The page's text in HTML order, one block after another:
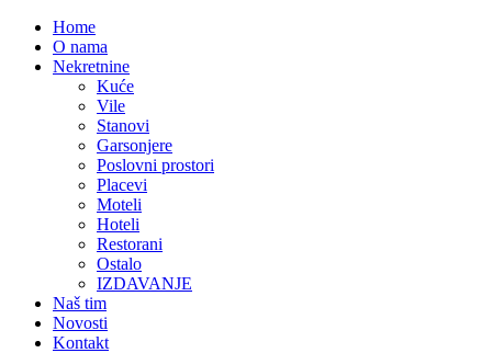
Home
O nama
Nekretnine
Kuće
Vile
Stanovi
Garsonjere
Poslovni prostori
Placevi
Moteli
Hoteli
Restorani
Ostalo
IZDAVANJE
Naš tim
Novosti
Kontakt